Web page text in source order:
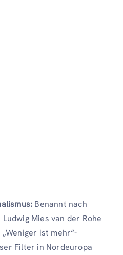
Benannt nach
Mies van der Rohe
ist mehr“-
Filter in Nordeuropa